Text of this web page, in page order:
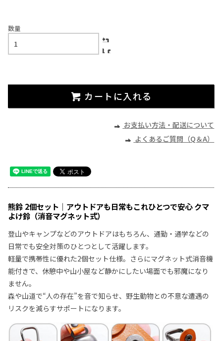
数量
カートに入れる
お支払い方法・配送について
よくあるご質問（Q＆A）
熊鈴 2個セット｜アウトドアも日常もこれひとつで安心 クマ
よけ鈴（消音マグネット式）
登山やキャンプなどのアウトドアはもちろん、通勤・通学などの
日常でも安全対策のひとつとして活躍します。
軽量で携帯性に優れた2個セット仕様。さらにマグネット式消音機
能付きで、休憩中や山小屋など静かにしたい場面でも邪魔になり
ません。
森や山道で“人の存在”を音で知らせ、野生動物との不意な遭遇の
リスクを減らすサポートになります。